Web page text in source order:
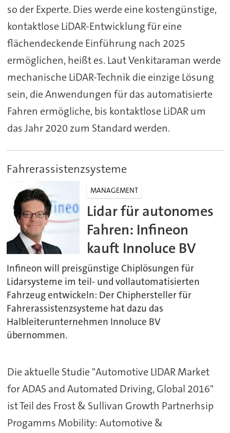
so der Experte. Dies werde eine kostengünstige,
kontaktlose LiDAR-Entwicklung für eine
flächendeckende Einführung nach 2025
ermöglichen, heißt es. Laut Venkitaraman werde
mechanische LiDAR-Technik die einzige Lösung
sein, die Anwendungen für das automatisierte
Fahren ermögliche, bis kontaktlose LiDAR um
das Jahr 2020 zum Standard werden.
Fahrerassistenzsysteme
MANAGEMENT
Lidar für autonomes
Fahren: Infineon
kauft Innoluce BV
Infineon will preisgünstige Chiplösungen für
Lidarsysteme im teil- und vollautomatisierten
Fahrzeug entwickeln: Der Chiphersteller für
Fahrerassistenzsysteme hat dazu das
Halbleiterunternehmen Innoluce BV
übernommen.
Die aktuelle Studie "Automotive LIDAR Market
for ADAS and Automated Driving, Global 2016"
ist Teil des Frost & Sullivan Growth Partnerhsip
Progamms Mobility: Automotive &